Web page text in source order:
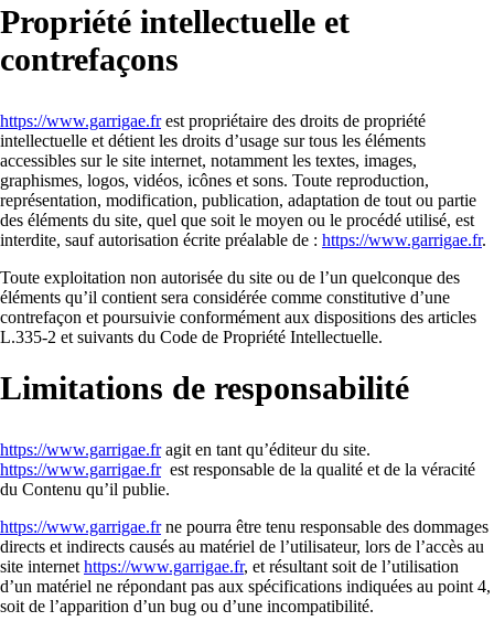
Propriété intellectuelle et
contrefaçons
https://www.garrigae.frest propriétaire des droits de propriété
intellectuelle et détient les droits d’usage sur tous les éléments
accessibles sur le site internet, notamment les textes, images,
graphismes, logos, vidéos, icônes et sons. Toute reproduction,
représentation, modification, publication, adaptation de tout ou partie
des éléments du site, quel que soit le moyen ou le procédé utilisé, est
interdite, sauf autorisation écrite préalable de : https://www.garrigae.fr.
Toute exploitation non autorisée du site ou de l’un quelconque des
éléments qu’il contient sera considérée comme constitutive d’une
contrefaçon et poursuivie conformément aux dispositions des articles
L.335-2 et suivants du Code de Propriété Intellectuelle.
Limitations de responsabilité
https://www.garrigae.fragit en tant qu’éditeur du site.
https://www.garrigae.frest responsable de la qualité et de la véracité
du Contenu qu’il publie.
https://www.garrigae.frne pourra être tenu responsable des dommages
directs et indirects causés au matériel de l’utilisateur, lors de l’accès au
site internet https://www.garrigae.fr, et résultant soit de l’utilisation
d’un matériel ne répondant pas aux spécifications indiquées au point 4,
soit de l’apparition d’un bug ou d’une incompatibilité.